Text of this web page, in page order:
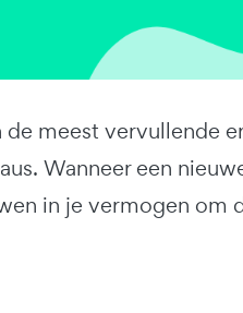
meest vervullende
Wanneer een
in je vermogen om